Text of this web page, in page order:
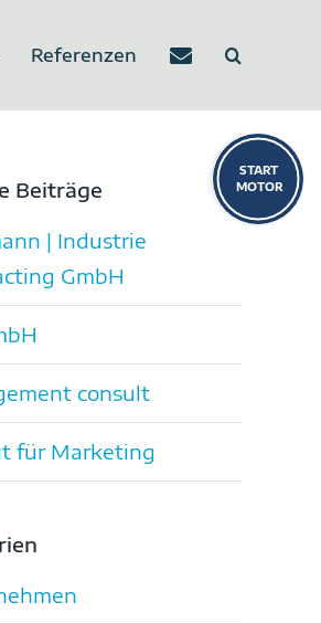
Referenzen
Beiträge
| Industrie
GmbH
consult
für Marketing
Toggle
Sliding
Bar